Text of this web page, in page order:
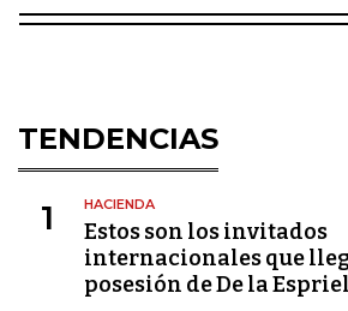
TENDENCIAS
1 HACIENDA
Estos son los invitados
internacionales que
posesión de De la